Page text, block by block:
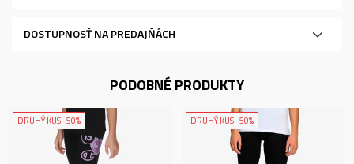
DOSTUPNOSŤ NA PREDAJŇÁCH
PODOBNÉ PRODUKTY
DRUHÝ KUS -50% DRUHÝ KUS -50%